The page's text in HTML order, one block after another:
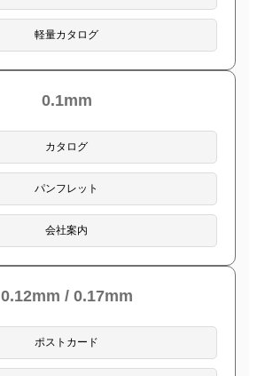
軽量カタログ
0.1mm
カタログ
パンフレット
会社案内
0.12mm / 0.17mm
ポストカード